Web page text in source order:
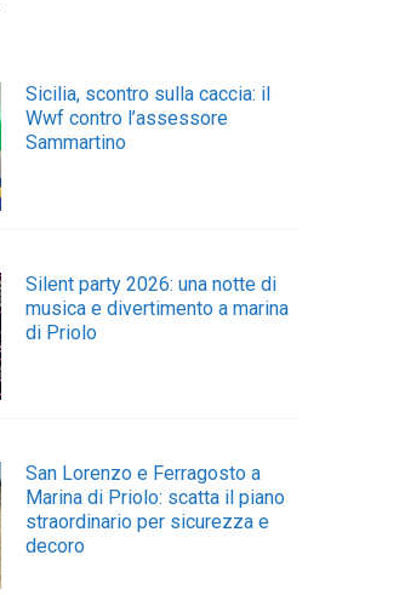
Sicilia, scontro sulla caccia: il
Wwf contro l’assessore
Sammartino
Silent party 2026: una notte di
musica e divertimento a marina
di Priolo
San Lorenzo e Ferragosto a
Marina di Priolo: scatta il piano
straordinario per sicurezza e
decoro